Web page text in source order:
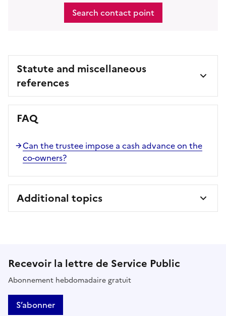
Search contact point
Statute and miscellaneous
references
FAQ
Can the trustee impose a cash advance on the
co-owners?
Additional topics
Recevoir la lettre de Service Public
Abonnement hebdomadaire gratuit
S’abonner